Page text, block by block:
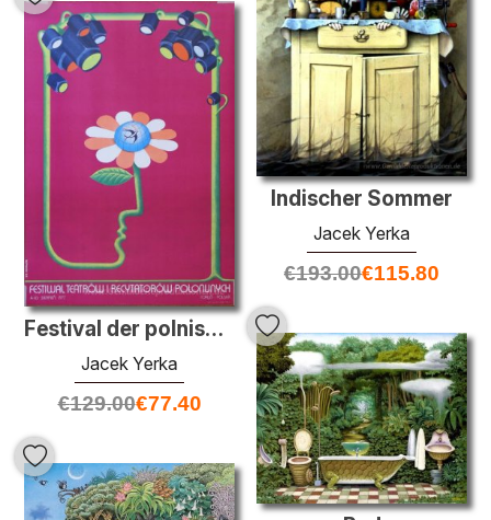
Indischer Sommer
Jacek Yerka
€193.00€115.80
Festival der polnischen Theater und Rezitatoren
Jacek Yerka
€129.00€77.40